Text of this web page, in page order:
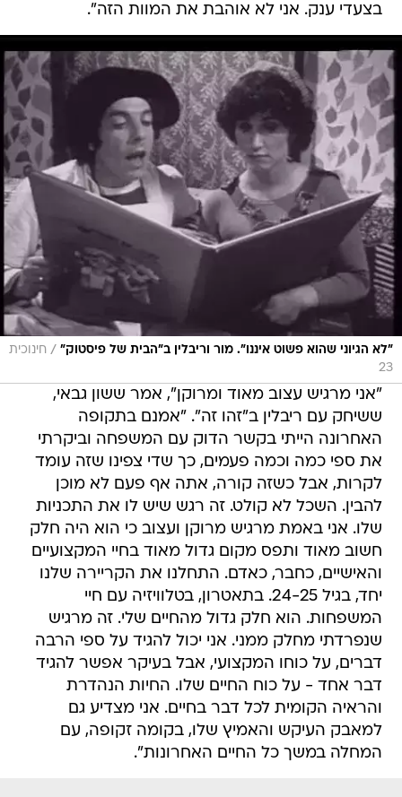
בצעדי ענק. אני לא אוהבת את המוות הזה".
"לא הגיוני שהוא פשוט איננו". מור וריבלין ב"הבית של פיסטוק" / חינוכית
23
"אני מרגיש עצוב מאוד ומרוקן", אמר ששון גבאי,
ששיחק עם ריבלין ב"זהו זה". "אמנם בתקופה
האחרונה הייתי בקשר הדוק עם המשפחה וביקרתי
את ספי כמה וכמה פעמים, כך שדי צפינו שזה עומד
לקרות, אבל כשזה קורה, אתה אף פעם לא מוכן
להבין. השכל לא קולט. זה רגש שיש לו את התכניות
שלו. אני באמת מרגיש מרוקן ועצוב כי הוא היה חלק
חשוב מאוד ותפס מקום גדול מאוד בחיי המקצועיים
והאישיים, כחבר, כאדם. התחלנו את הקריירה שלנו
יחד, בגיל 24-25. בתאטרון, בטלוויזיה עם חיי
המשפחות. הוא חלק גדול מהחיים שלי. זה מרגיש
שנפרדתי מחלק ממני. אני יכול להגיד על ספי הרבה
דברים, על כוחו המקצועי, אבל בעיקר אפשר להגיד
דבר אחד - על כוח החיים שלו. החיות הנהדרת
והראיה הקומית לכל דבר בחיים. אני מצדיע גם
למאבק העיקש והאמיץ שלו, בקומה זקופה, עם
המחלה במשך כל החיים האחרונות".